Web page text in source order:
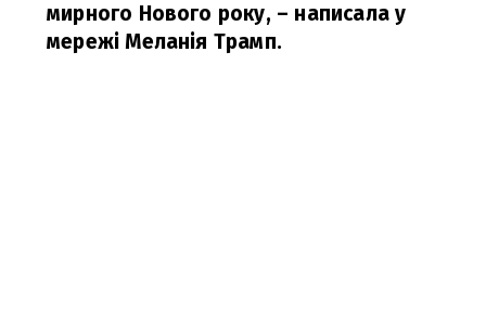
мирного Нового року, – написала у
мережі Меланія Трамп.